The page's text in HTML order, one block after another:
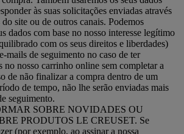
às suas solicitações enviadas através
site ou de outros canais. Podemos
dados com base no nosso interesse legítimo
com os seus direitos e liberdades)
mails de seguimento no caso de ter
no nosso carrinho online sem completar a
de não finalizar a compra dentro de um
de tempo, não lhe serão enviadas mais
seguimento.
SOBRE NOVIDADES OU
PRODUTOS LE CREUSET. Se
(por exemplo, ao assinar a nossa